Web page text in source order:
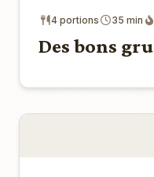
4 portions 35 min
Des bons